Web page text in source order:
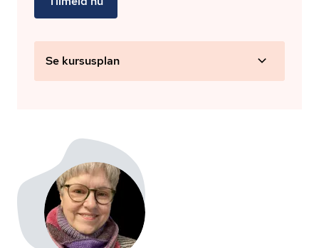
Se kursusplan